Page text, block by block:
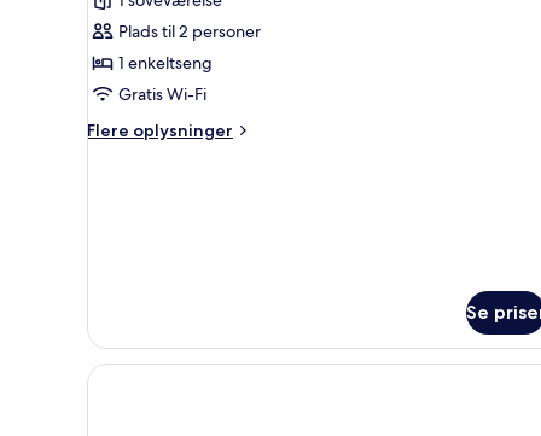
Plads til 2 personer
1 enkeltseng
Gratis Wi-Fi
Flere oplysninger
Flere
Se